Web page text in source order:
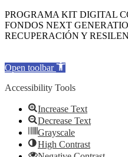
PROGRAMA KIT DIGITAL
FONDOS NEXT
RECUPERACIÓN Y
Open toolbar
Accessibility Tools
Increase Text
Decrease Text
Grayscale
High Contrast